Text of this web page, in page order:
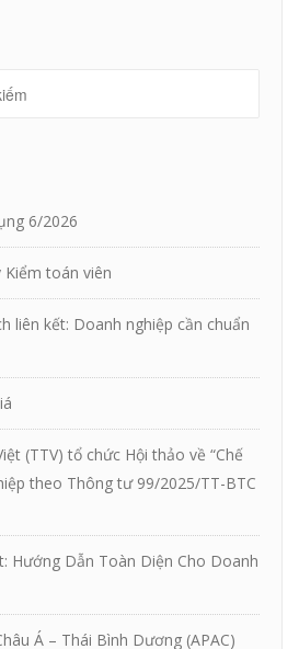
6/2026
toán viên
liên kết: Doanh nghiệp cần chuẩn
(TTV) tổ chức Hội thảo về “Chế
theo Thông tư 99/2025/TT-BTC
Hướng Dẫn Toàn Diện Cho Doanh
Á – Thái Bình Dương (APAC)